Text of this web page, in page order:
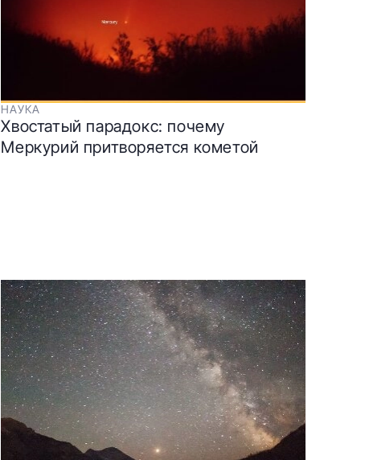
НАУКА
Хвостатый парадокс: почему
Меркурий притворяется кометой